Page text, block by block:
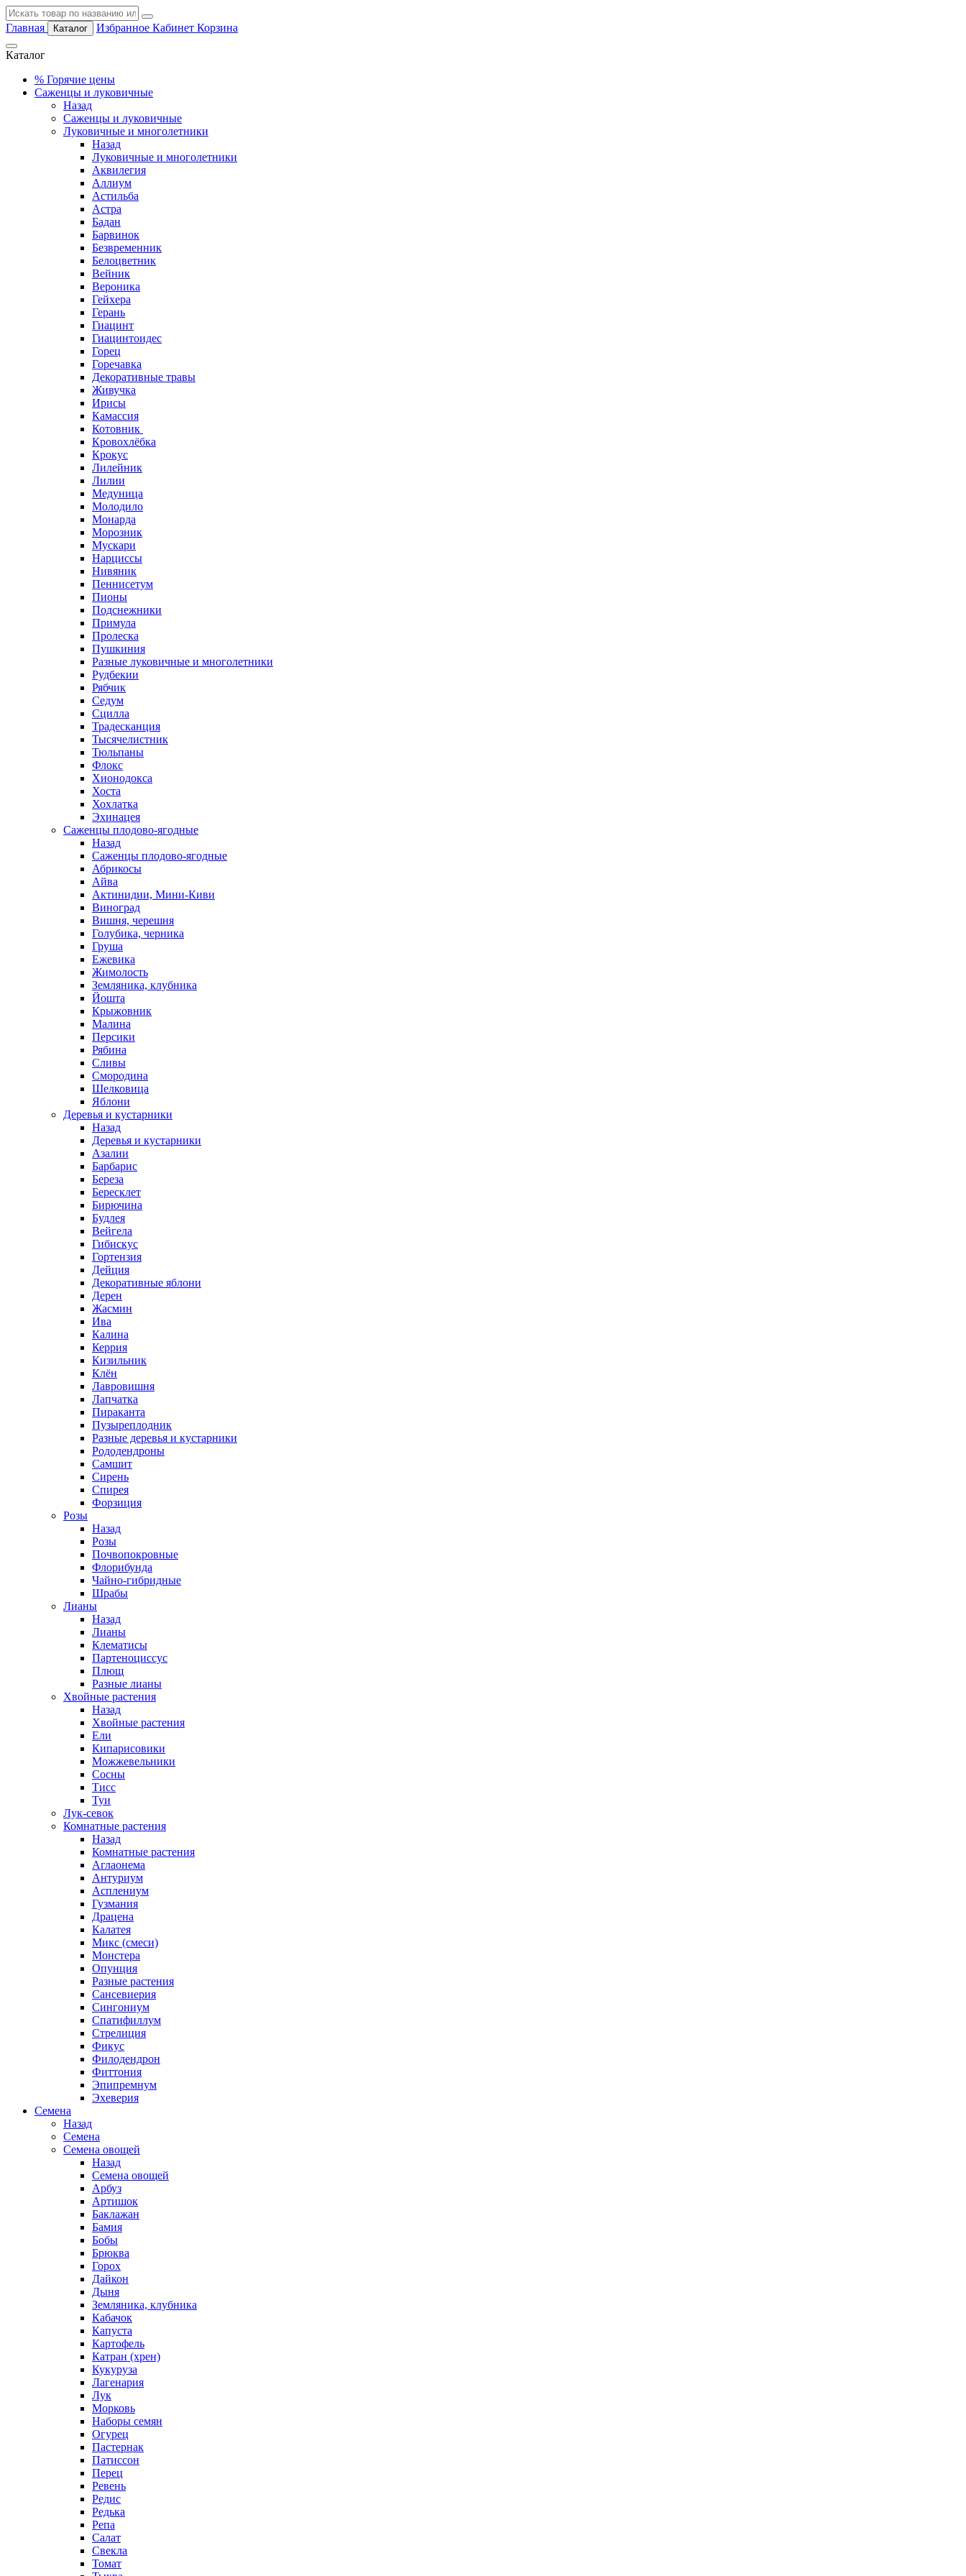
Главная Каталог Избранное Кабинет Корзина
Каталог
% Горячие цены
Саженцы и луковичные
Назад
Саженцы и луковичные
Луковичные и многолетники
Назад
Луковичные и многолетники
Аквилегия
Аллиум
Астильба
Астра
Бадан
Барвинок
Безвременник
Белоцветник
Вейник
Вероника
Гейхера
Герань
Гиацинт
Гиацинтоидес
Горец
Горечавка
Декоративные травы
Живучка
Ирисы
Камассия
Котовник
Кровохлёбка
Крокус
Лилейник
Лилии
Медуница
Молодило
Монарда
Морозник
Мускари
Нарциссы
Нивяник
Пеннисетум
Пионы
Подснежники
Примула
Пролеска
Пушкиния
Разные луковичные и многолетники
Рудбекии
Рябчик
Седум
Сцилла
Традесканция
Тысячелистник
Тюльпаны
Флокс
Хионодокса
Хоста
Хохлатка
Эхинацея
Саженцы плодово-ягодные
Назад
Саженцы плодово-ягодные
Абрикосы
Айва
Актинидии, Мини-Киви
Виноград
Вишня, черешня
Голубика, черника
Груша
Ежевика
Жимолость
Земляника, клубника
Йошта
Крыжовник
Малина
Персики
Рябина
Сливы
Смородина
Шелковица
Яблони
Деревья и кустарники
Назад
Деревья и кустарники
Азалии
Барбарис
Береза
Бересклет
Бирючина
Будлея
Вейгела
Гибискус
Гортензия
Дейция
Декоративные яблони
Дерен
Жасмин
Ива
Калина
Керрия
Кизильник
Клён
Лавровишня
Лапчатка
Пираканта
Пузыреплодник
Разные деревья и кустарники
Рододендроны
Самшит
Сирень
Спирея
Форзиция
Розы
Назад
Розы
Почвопокровные
Флорибунда
Чайно-гибридные
Шрабы
Лианы
Назад
Лианы
Клематисы
Партеноциссус
Плющ
Разные лианы
Хвойные растения
Назад
Хвойные растения
Ели
Кипарисовики
Можжевельники
Сосны
Тисс
Туи
Лук-севок
Комнатные растения
Назад
Комнатные растения
Аглаонема
Антуриум
Асплениум
Гузмания
Драцена
Калатея
Микс (смеси)
Монстера
Опунция
Разные растения
Сансевиерия
Сингониум
Спатифиллум
Стрелиция
Фикус
Филодендрон
Фиттония
Эпипремнум
Эхеверия
Семена
Назад
Семена
Семена овощей
Назад
Семена овощей
Арбуз
Артишок
Баклажан
Бамия
Бобы
Брюква
Горох
Дайкон
Дыня
Земляника, клубника
Кабачок
Капуста
Картофель
Катран (хрен)
Кукуруза
Лагенария
Лук
Морковь
Наборы семян
Огурец
Пастернак
Патиссон
Перец
Ревень
Редис
Редька
Репа
Салат
Свекла
Томат